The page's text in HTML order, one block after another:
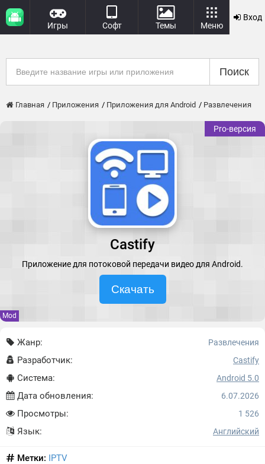
Игры Софт Темы Меню
Вход
Поиск
Главная Приложения Приложения для Android Развлечения
Pro-версия
Castify
Приложение для потоковой передачи видео для Android.
Скачать
Mod
Жанр: Развлечения
Разработчик: Castify
Система: Android 5.0
Дата обновления: 6.07.2026
Просмотры: 1 526
Язык: Английский
Метки: IPTV